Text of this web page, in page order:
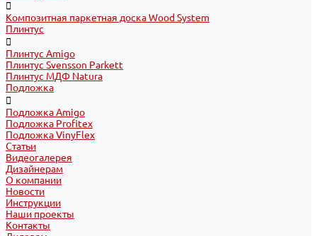
Композитная паркетная доска Wood System
Плинтус
Плинтус Amigo
Плинтус Svensson Parkett
Плинтус МДФ Natura
Подложка
Подложка Amigo
Подложка Profitex
Подложка VinyFlex
Статьи
Видеогалерея
Дизайнерам
О компании
Новости
Инструкции
Наши проекты
Контакты